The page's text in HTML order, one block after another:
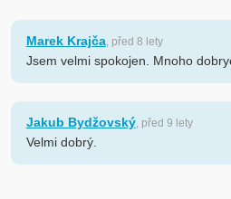
Marek Krajča, před 8 lety
Jsem velmi spokojen. Mnoho
Jakub Bydžovský, před 9 lety
Velmi dobrý.